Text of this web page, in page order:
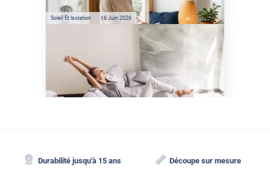
Soleil Et Isolation 16 Juin 2026
Comment protéger sa
maison de la chaleur sans
climatisation ?
Durabilité jusqu'à 15 ans Découpe sur mesure